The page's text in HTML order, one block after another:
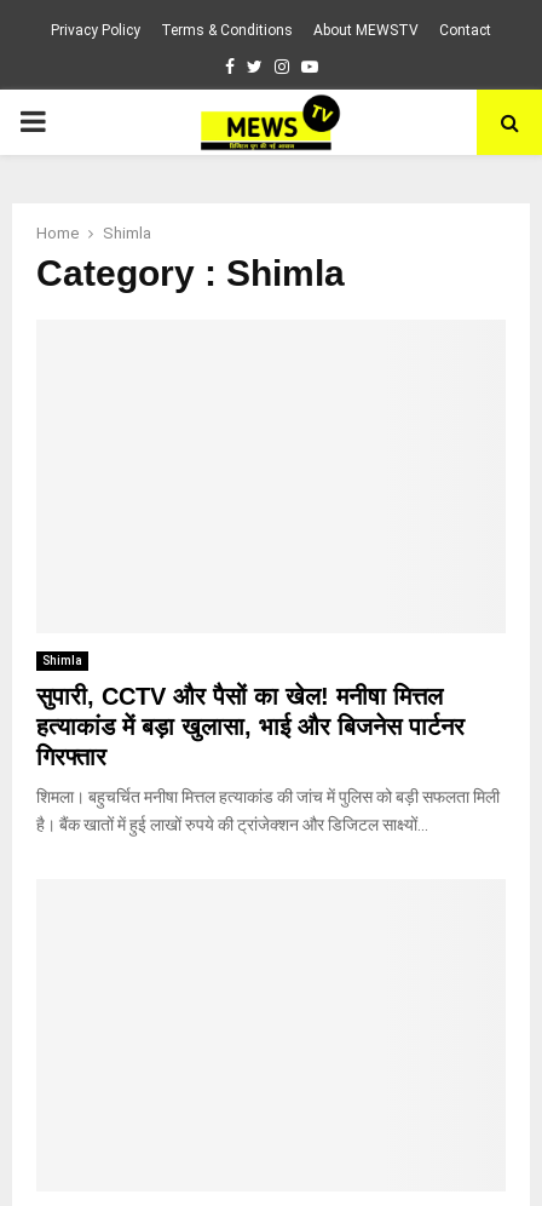
Privacy Policy Terms & Conditions About MEWSTV Contact
Facebook
TwitterInstagram
Youtube
PRIMARY
Home Shimla
Category : Shimla
Shimla
सुपारी, CCTV और पैसों का खेल! मनीषा मित्तल
हत्याकांड में बड़ा खुलासा, भाई और बिजनेस पार्टनर
गिरफ्तार
शिमला। बहुचर्चित मनीषा मित्तल हत्याकांड की जांच में पुलिस को बड़ी सफलता मिली
है। बैंक खातों में हुई लाखों रुपये की ट्रांजेक्शन और डिजिटल साक्ष्यों...